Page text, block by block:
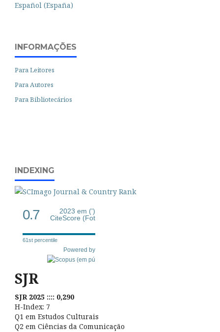
Español (España)
INFORMAÇÕES
Para Leitores
Para Autores
Para Bibliotecários
INDEXING
0.7
2023 em (')
CiteScore (Fot
61st percentile
Powered by
SJR
SJR 2025 :::: 0,290
H-Index: 7
Q1 em Estudos Culturais
Q2 em Ciências da Comunicação